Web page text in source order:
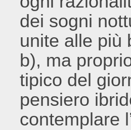
dei sogni
unite alle più
b), ma
tipico del
pensiero
contemplare